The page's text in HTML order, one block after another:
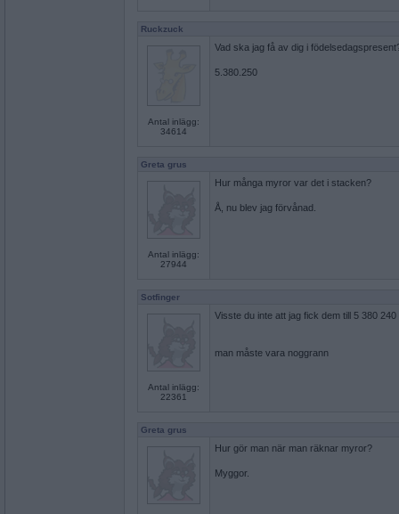
Ruckzuck
Antal inlägg:
34614
Vad ska jag få av dig i
5.380.250
Greta grus
Antal inlägg:
27944
Hur många myror var det i stacken?
Å, nu blev jag förvånad.
Sotfinger
Antal inlägg:
22361
Visste du inte att jag fick dem till 5 380
man måste vara noggrann
Greta grus
Hur gör man när man räknar myror?
Myggor.